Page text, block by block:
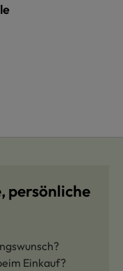
persönliche
Einkauf?